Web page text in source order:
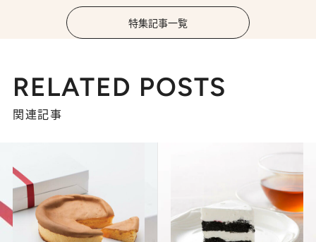
特集記事一覧
RELATED POSTS
関連記事